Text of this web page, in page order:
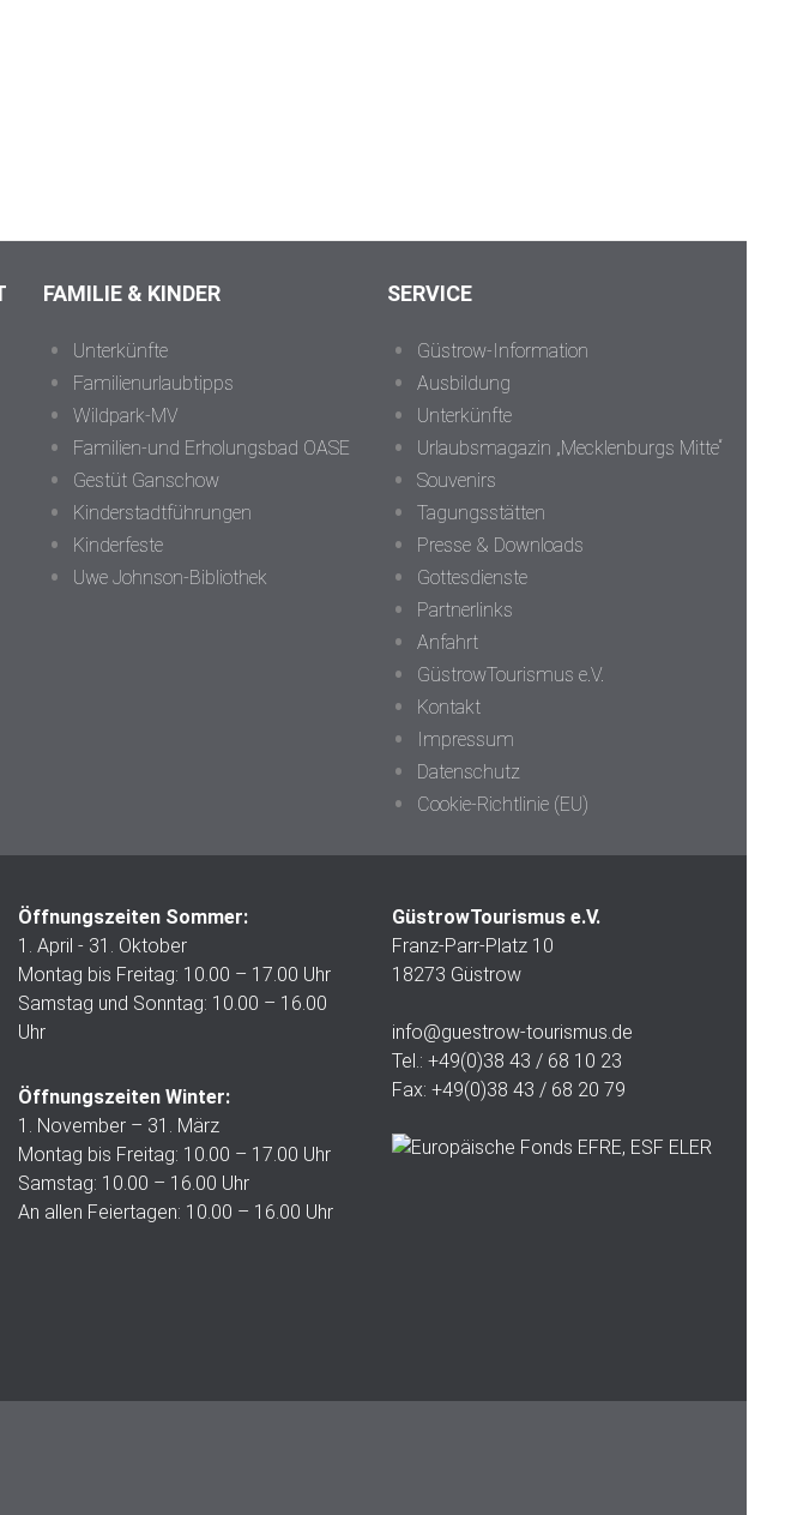
FAMILIE & KINDER
Unterkünfte
Familienurlaubtipps
Wildpark-MV
Familien-und Erholungsbad OASE
Gestüt Ganschow
Kinderstadtführungen
Kinderfeste
Uwe Johnson-Bibliothek
SERVICE
Güstrow-Information
Ausbildung
Unterkünfte
Urlaubsmagazin „Mecklenburgs Mitte“
Souvenirs
Tagungsstätten
Presse & Downloads
Gottesdienste
Partnerlinks
Anfahrt
GüstrowTourismus e.V.
Kontakt
Impressum
Datenschutz
Cookie-Richtlinie (EU)
Öffnungszeiten Sommer:
1. April - 31. Oktober
Montag bis Freitag: 10.00 – 17.00 Uhr
Samstag und Sonntag: 10.00 – 16.00
Uhr
Öffnungszeiten Winter:
1. November – 31. März
Montag bis Freitag: 10.00 – 17.00 Uhr
Samstag: 10.00 – 16.00 Uhr
An allen Feiertagen: 10.00 – 16.00 Uhr
GüstrowTourismus e.V.
Franz-Parr-Platz 10
18273 Güstrow
info@guestrow-tourismus.de
Tel.: +49(0)38 43 / 68 10 23
Fax: +49(0)38 43 / 68 20 79